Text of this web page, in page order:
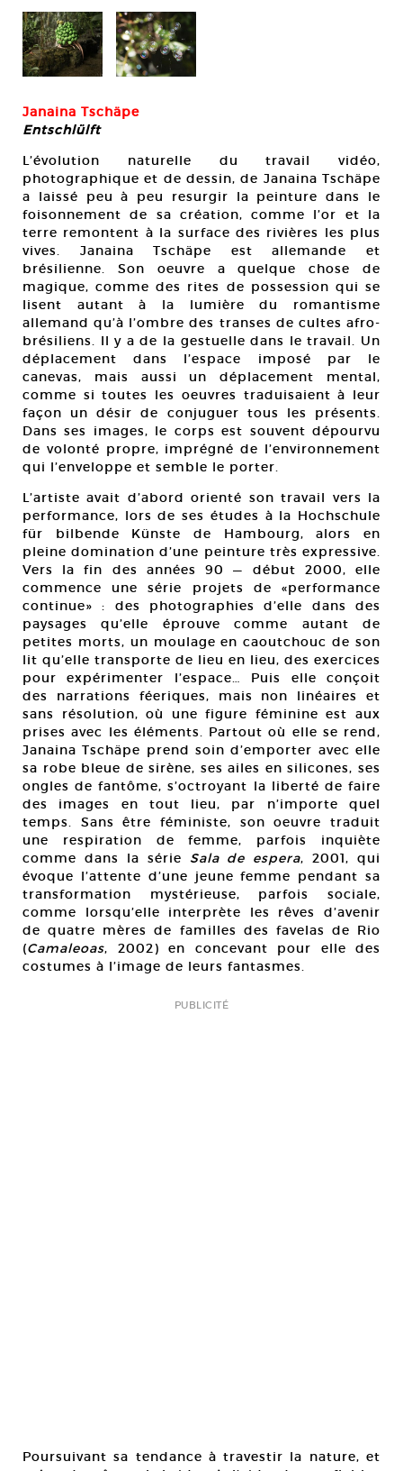
Janaina Tschäpe
Entschlülft
L’évolution naturelle du travail vidéo,
photographique et de dessin, de Janaina Tschäpe
a laissé peu à peu resurgir la peinture dans le
foisonnement de sa création, comme l’or et la
terre remontent à la surface des rivières les plus
vives. Janaina Tschäpe est allemande et
brésilienne. Son oeuvre a quelque chose de
magique, comme des rites de possession qui se
lisent autant à la lumière du romantisme
allemand qu’à l’ombre des transes de cultes afro-
brésiliens. Il y a de la gestuelle dans le travail. Un
déplacement dans l’espace imposé par le
canevas, mais aussi un déplacement mental,
comme si toutes les oeuvres traduisaient à leur
façon un désir de conjuguer tous les présents.
Dans ses images, le corps est souvent dépourvu
de volonté propre, imprégné de l’environnement
qui l’enveloppe et semble le porter.
L’artiste avait d’abord orienté son travail vers la
performance, lors de ses études à la Hochschule
für bilbende Künste de Hambourg, alors en
pleine domination d’une peinture très expressive.
Vers la fin des années 90 — début 2000, elle
commence une série projets de «performance
continue» : des photographies d’elle dans des
paysages qu’elle éprouve comme autant de
petites morts, un moulage en caoutchouc de son
lit qu’elle transporte de lieu en lieu, des exercices
pour expérimenter l’espace… Puis elle conçoit
des narrations féeriques, mais non linéaires et
sans résolution, où une figure féminine est aux
prises avec les éléments. Partout où elle se rend,
Janaina Tschäpe prend soin d’emporter avec elle
sa robe bleue de sirène, ses ailes en silicones, ses
ongles de fantôme, s’octroyant la liberté de faire
des images en tout lieu, par n’importe quel
temps. Sans être féministe, son oeuvre traduit
une respiration de femme, parfois inquiète
comme dans la série Sala de espera, 2001, qui
évoque l’attente d’une jeune femme pendant sa
transformation mystérieuse, parfois sociale,
comme lorsqu’elle interprète les rêves d’avenir
de quatre mères de familles des favelas de Rio
(Camaleoas, 2002) en concevant pour elle des
costumes à l’image de leurs fantasmes.
PUBLICITÉ
Poursuivant sa tendance à travestir la nature, et